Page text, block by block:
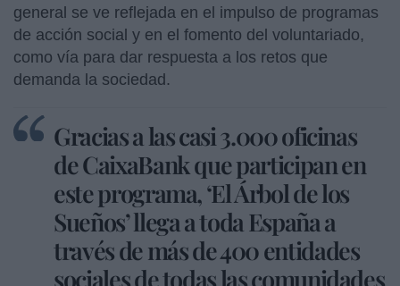
general se ve reflejada en el impulso de programas
de acción social y en el fomento del voluntariado,
como vía para dar respuesta a los retos que
demanda la sociedad.
Gracias a las casi 3.000 oficinas
de CaixaBank que participan en
este programa, ‘El Árbol de los
Sueños’ llega a toda España a
través de más de 400 entidades
sociales de todas las comunidades